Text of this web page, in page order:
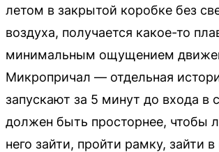
летом в закрытой коробке без
воздуха, получается какое-то
минимальным ощущением
Микропричал — отдельная
запускают за 5 минут до входа в
должен быть просторнее, чтобы
него зайти, пройти рамку, зайти